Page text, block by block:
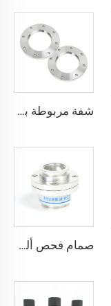
شفة مربوطة ببراغي حسب معيار ISO-F، من الفولاذ المقاوم للصدأ، مقاسات ISO63-ISO500، شفة فارغة لفراغ عالٍ، قطع توصيل فراغية CNC من الفولاذ SS304 وSS316L للمجال أشباع
صمام فحص ألومنيوم KF مع شفط صمام فحص بشفاعات NW25/NW40، جسم غير عكسي KF25/KF40 مع ختم FKM